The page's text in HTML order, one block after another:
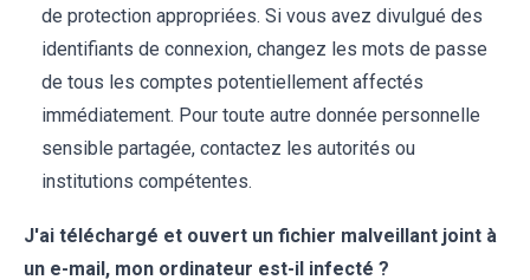
de protection appropriées. Si vous avez divulgué des
identifiants de connexion, changez les mots de passe
de tous les comptes potentiellement affectés
immédiatement. Pour toute autre donnée personnelle
sensible partagée, contactez les autorités ou
institutions compétentes.
J'ai téléchargé et ouvert un fichier malveillant joint à
un e-mail, mon ordinateur est-il infecté ?